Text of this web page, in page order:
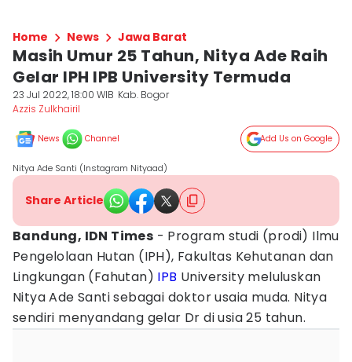
Home News Jawa Barat
Masih Umur 25 Tahun, Nitya Ade Raih
Gelar IPH IPB University Termuda
23 Jul 2022, 18:00 WIB Kab. Bogor
Azzis Zulkhairil
News Channel Add Us on Google
Nitya Ade Santi (Instagram Nityaad)
Share Article
Bandung, IDN Times - Program studi (prodi) Ilmu
Pengelolaan Hutan (IPH), Fakultas Kehutanan dan
Lingkungan (Fahutan) IPB University meluluskan
Nitya Ade Santi sebagai doktor usaia muda. Nitya
sendiri menyandang gelar Dr di usia 25 tahun.